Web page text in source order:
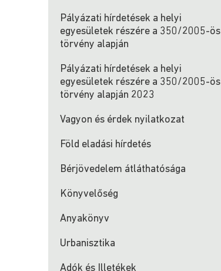
Pályázati hírdetések a helyi
egyesületek részére a 350/2005-ös
törvény alapján
Pályázati hírdetések a helyi
egyesületek részére a 350/2005-ös
törvény alapján 2023
Vagyon és érdek nyilatkozat
Föld eladási hírdetés
Bérjövedelem átláthatósága
Könyvelőség
Anyakönyv
Urbanisztika
Adók és Illetékek